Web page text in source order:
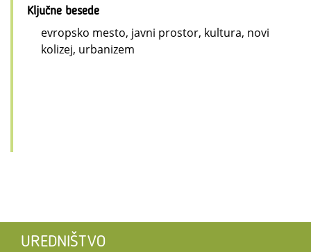
Ključne besede
evropsko mesto, javni prostor, kultura, novi
kolizej, urbanizem
UREDNIŠTVO